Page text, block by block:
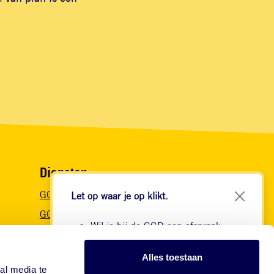
media te
Alles toestaan
Let op waar je op klikt.
Wil je bij de GGD een afspraak
maken voor je reis? Onze website
Diensten
GGD Vaccinaties
GGDBeroepsvaccinaties